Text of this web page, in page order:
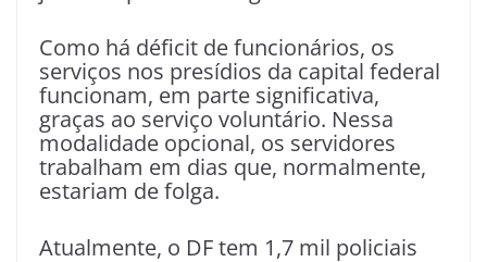
Como há déficit de funcionários, os
serviços nos presídios da capital federal
funcionam, em parte significativa,
graças ao serviço voluntário. Nessa
modalidade opcional, os servidores
trabalham em dias que, normalmente,
estariam de folga.
Atualmente, o DF tem 1,7 mil policiais